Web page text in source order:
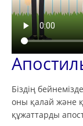
Біздің
оны қалай және
құжаттарды